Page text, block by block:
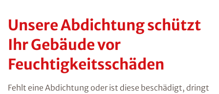
Unsere Abdichtung schützt
Ihr Gebäude vor
Feuchtigkeitsschäden
Fehlt eine Abdichtung oder ist diese beschädigt, dringt